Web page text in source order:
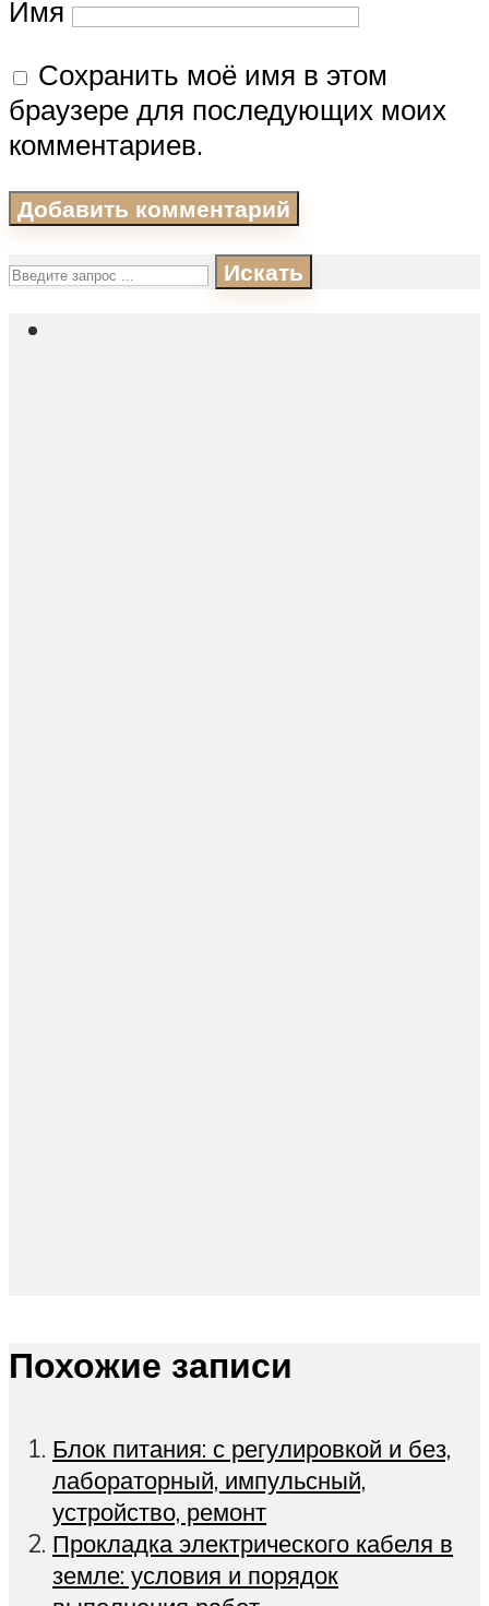
Имя
Сохранить моё имя в этом
браузере для последующих моих
комментариев.
Искать
Похожие записи
Блок питания: с регулировкой и без,
лабораторный, импульсный,
устройство, ремонт
Прокладка электрического кабеля в
земле: условия и порядок